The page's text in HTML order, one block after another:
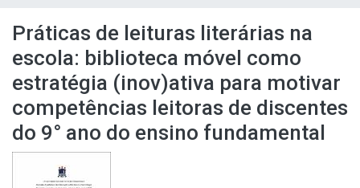
Práticas de leituras literárias na
escola: biblioteca móvel como
estratégia (inov)ativa para motivar
competências leitoras de discentes
do 9° ano do ensino fundamental